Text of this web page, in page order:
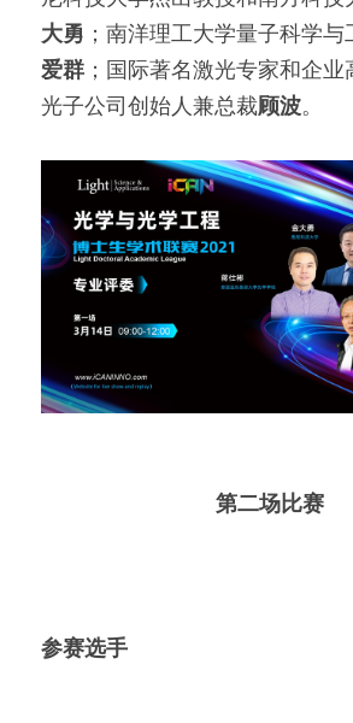
大勇 ；南洋理工大学量子科学
爱群 ；国际著名激光专家和企
光⼦公司创始⼈兼总裁顾波。
第二场比赛
参赛选手